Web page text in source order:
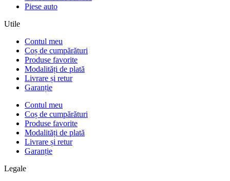
Piese auto
Utile
Contul meu
Coș de cumpărături
Produse favorite
Modalități de plată
Livrare și retur
Garanție
Contul meu
Coș de cumpărături
Produse favorite
Modalități de plată
Livrare și retur
Garanție
Legale